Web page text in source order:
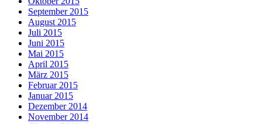
September 2015
August 2015
Juli 2015
Juni 2015
Mai 2015
April 2015
März 2015
Februar 2015
Januar 2015
Dezember 2014
November 2014